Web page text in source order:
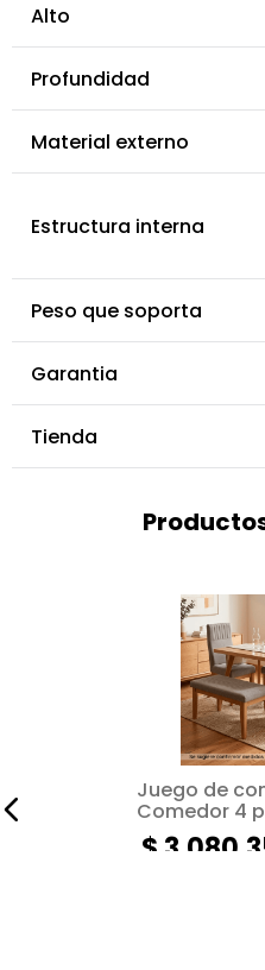
Alto
Profundidad
Material externo
Estructura interna
Peso que soporta
Garantia
Tienda
Juego de
Comedor 4
Tapizado
$ 3 080